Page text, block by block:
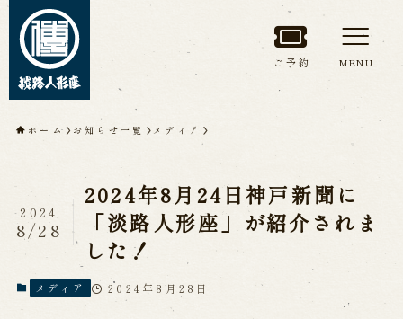
トップページ
淡路人形座について
淡路人形座とは
座員紹介
人間国宝 故鶴澤友路師匠
淡路人形座の成り立ち
淡路人形座で研修した人々
淡路人形浄瑠璃を受け継いで
ご予約 MENU
ホーム お知らせ一覧 メディア
2024年8月24日神戸新聞に
「淡路人形座」が紹介されま
した！
2024
8/28
メディア 2024年8月28日